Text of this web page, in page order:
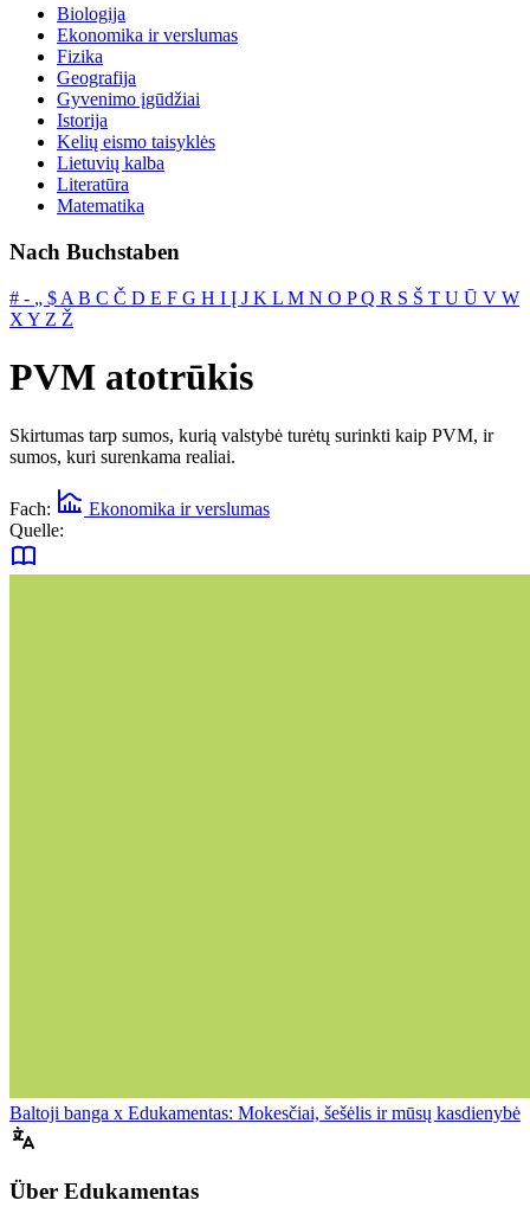
Biologija
Ekonomika ir verslumas
Fizika
Geografija
Gyvenimo įgūdžiai
Istorija
Kelių eismo taisyklės
Lietuvių kalba
Literatūra
Matematika
Nach Buchstaben
# ‐ „ $ A B C Č D E F G H I Į J K L M N O PQ R S Š T U Ū V W
X Y Z Ž
PVM atotrūkis
Skirtumas tarp sumos, kurią valstybė turėtų surinkti kaip PVM, ir
sumos, kuri surenkama realiai.
Fach:
Ekonomika ir verslumas
Quelle:
Baltoji banga x Edukamentas: Mokesčiai, šešėlis ir mūsų kasdienybė
Über Edukamentas